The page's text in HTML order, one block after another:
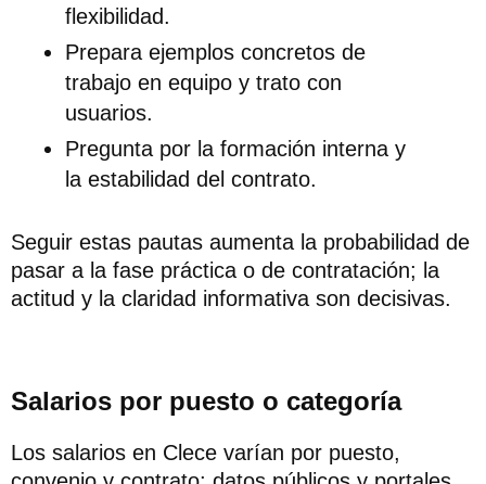
flexibilidad.
Prepara ejemplos concretos de
trabajo en equipo y trato con
usuarios.
Pregunta por la formación interna y
la estabilidad del contrato.
Seguir estas pautas aumenta la probabilidad de
pasar a la fase práctica o de contratación; la
actitud y la claridad informativa son decisivas.
Salarios por puesto o categoría
Los salarios en Clece varían por puesto,